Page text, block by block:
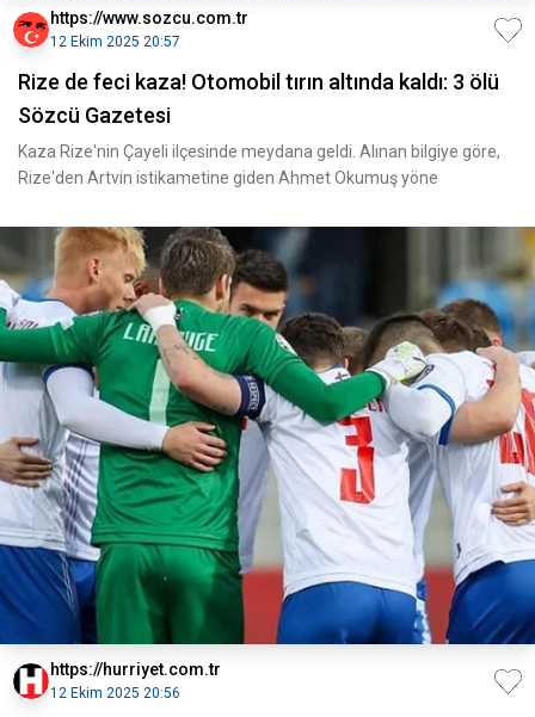
https://www.sozcu.com.tr
12 Ekim 2025 20:57
Rize de feci kaza! Otomobil tırın altında kaldı: 3 ölü
Sözcü Gazetesi
Kaza Rize'nin Çayeli ilçesinde meydana geldi. Alınan bilgiye göre,
Rize'den Artvin istikametine giden Ahmet Okumuş yöne
https://hurriyet.com.tr
12 Ekim 2025 20:56